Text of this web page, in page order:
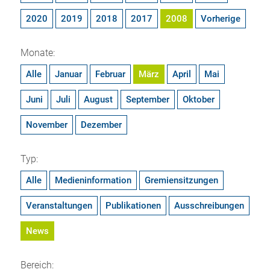
2020 2019 2018 2017 2008 Vorherige
Monate:
Alle Januar Februar März April Mai
Juni Juli August September Oktober
November Dezember
Typ:
Alle Medieninformation Gremiensitzungen
Veranstaltungen Publikationen Ausschreibungen
News
Bereich: